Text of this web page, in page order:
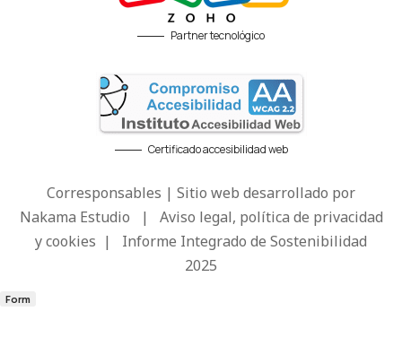
Partner tecnológico
Certificado accesibilidad web
Corresponsables | Sitio web desarrollado por
Nakama Estudio | Aviso legal, política de privacidad
y cookies | Informe Integrado de Sostenibilidad
2025
Form